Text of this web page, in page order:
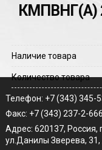
КМПВНГ(A)
Наличие товара
Количество товара
Телефон: +7 (343) 345-
Факс: +7 (343) 237-2-666
Адрес: 620137, Россия,
ул.Данилы Зверева, 31,